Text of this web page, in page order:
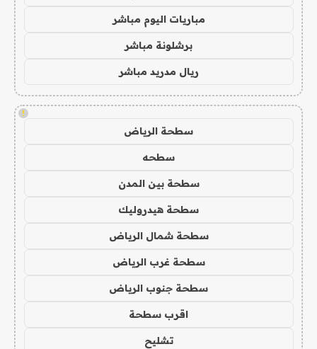
مباريات اليوم مباشر
برشلونة مباشر
ريال مدريد مباشر
!
سطحة الرياض
سطحه
سطحة بين المدن
سطحة هيدروليك
سطحة شمال الرياض
سطحة غرب الرياض
سطحة جنوب الرياض
اقرب سطحة
تشليح